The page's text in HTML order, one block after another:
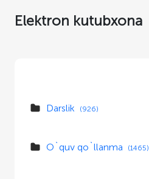
Elektron kutubxona
Darslik (926)
O`quv qo`llanma (1465)